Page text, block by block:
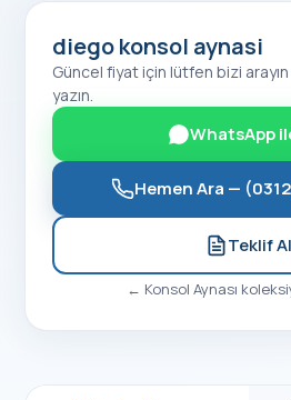
diego konsol aynasi
Güncel fiyat için lütfen bizi
yazın.
WhatsApp
Hemen Ara —
Teklif Al
← Konsol Aynası